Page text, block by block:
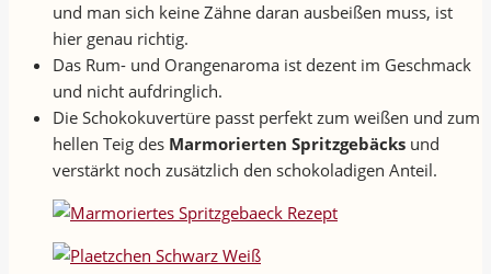
und man sich keine Zähne daran ausbeißen muss, ist
hier genau richtig.
Das Rum- und Orangenaroma ist dezent im Geschmack
und nicht aufdringlich.
Die Schokokuvertüre passt perfekt zum weißen und zum
hellen Teig des Marmorierten Spritzgebäcks und
verstärkt noch zusätzlich den schokoladigen Anteil.